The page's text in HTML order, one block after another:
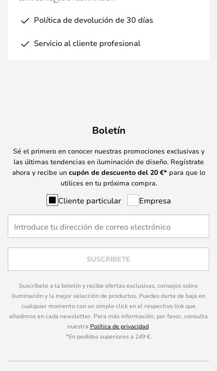
Política de devolución de 30 días
Servicio al cliente profesional
Boletín
Sé el primero en conocer nuestras promociones exclusivas y
las últimas tendencias en iluminación de diseño. Regístrate
ahora y recibe un cupón de descuento del 20 €* para que lo
utilices en tu próxima compra.
Cliente particular Empresa
SUSCRÍBETE
Suscríbete a la boletín y recibe ofertas exclusivas, consejos sobre
iluminación y la mejor selección de productos. Puedes darte de baja en
cualquier momento con un simple click en el respectivo link que
añadimos en cada newsletter. Para más información, por favor, consulta
nuestra Política de privacidad.
*En pedidos superiores a 249 €.